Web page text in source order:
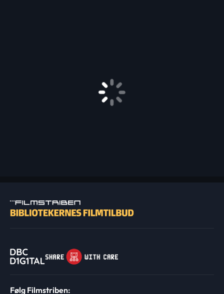
Følg Filmstriben: